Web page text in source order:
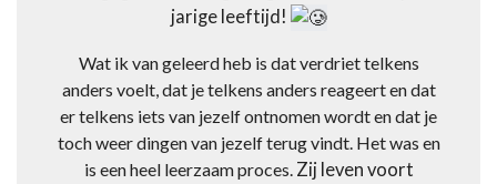
jarige leeftijd!
Wat ik van geleerd heb is dat verdriet telkens
anders voelt, dat je telkens anders reageert en dat
er telkens iets van jezelf ontnomen wordt en dat je
toch weer dingen van jezelf terug vindt. Het was en
is een heel leerzaam proces. Zij leven voort